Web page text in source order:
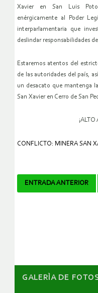
Xavier en San Luis
enérgicamente al Poder
interparlamentaria que
deslindar responsabilidades
Estaremos atentos del
de las autoridades del país,
un desacato que mantenga
San Xavier en Cerro de San
CONFLICTO: MINERA SAN
Navegador
ENTRADA ANTERIOR
GALERÌA DE